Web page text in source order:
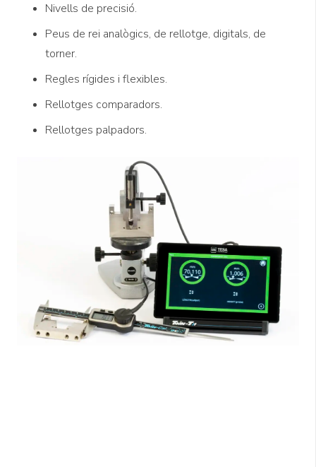
Nivells de precisió.
Peus de rei analògics, de rellotge, digitals, de
torner.
Regles rígides i flexibles.
Rellotges comparadors.
Rellotges palpadors.